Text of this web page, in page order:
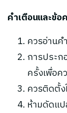
คำเตือนและข้อ
ควรอ่านค
การประ
ครั้งเพื่อ
ควรติดตั้
ห้ามดัดแ